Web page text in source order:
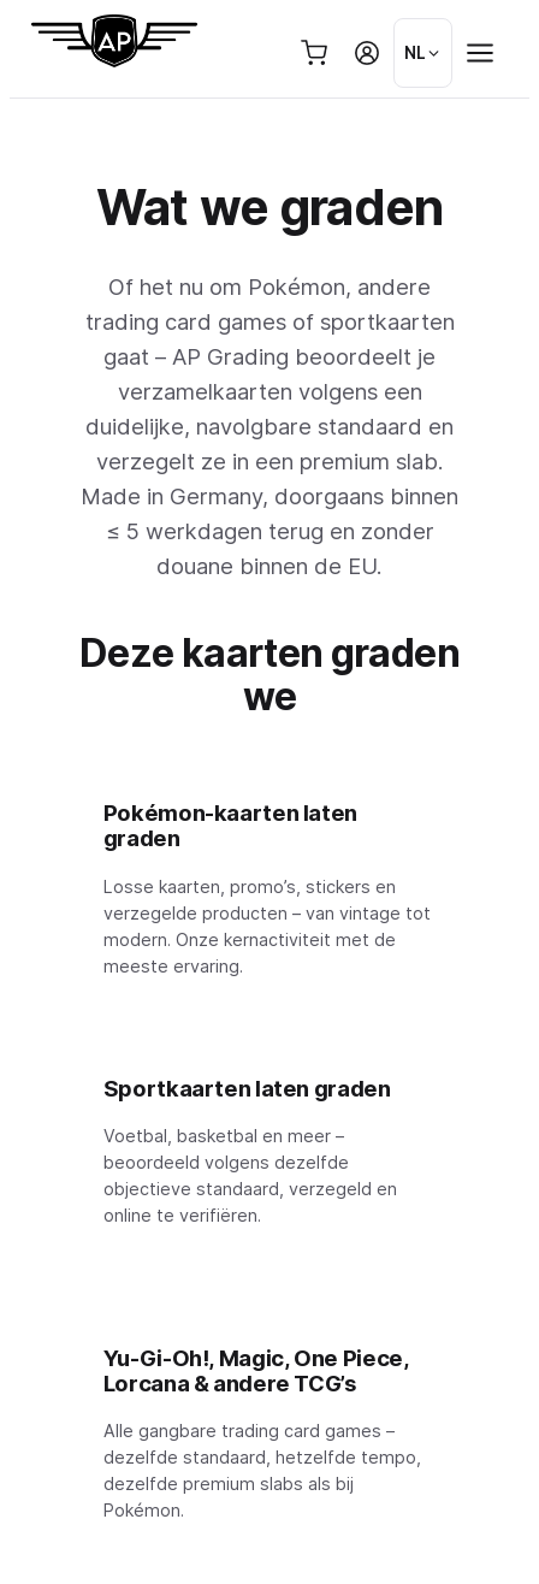
inhoud
NL
Wat we graden
Of het nu om Pokémon, andere
trading card games of sportkaarten
gaat – AP Grading beoordeelt je
verzamelkaarten volgens een
duidelijke, navolgbare standaard en
verzegelt ze in een premium slab.
Made in Germany, doorgaans binnen
≤ 5 werkdagen terug en zonder
douane binnen de EU.
Deze kaarten graden
we
Pokémon-kaarten laten
graden
Losse kaarten, promo’s, stickers en
verzegelde producten – van vintage tot
modern. Onze kernactiviteit met de
meeste ervaring.
Sportkaarten laten graden
Voetbal, basketbal en meer –
beoordeeld volgens dezelfde
objectieve standaard, verzegeld en
online te verifiëren.
Yu-Gi-Oh!, Magic, One Piece,
Lorcana & andere TCG’s
Alle gangbare trading card games –
dezelfde standaard, hetzelfde tempo,
dezelfde premium slabs als bij
Pokémon.